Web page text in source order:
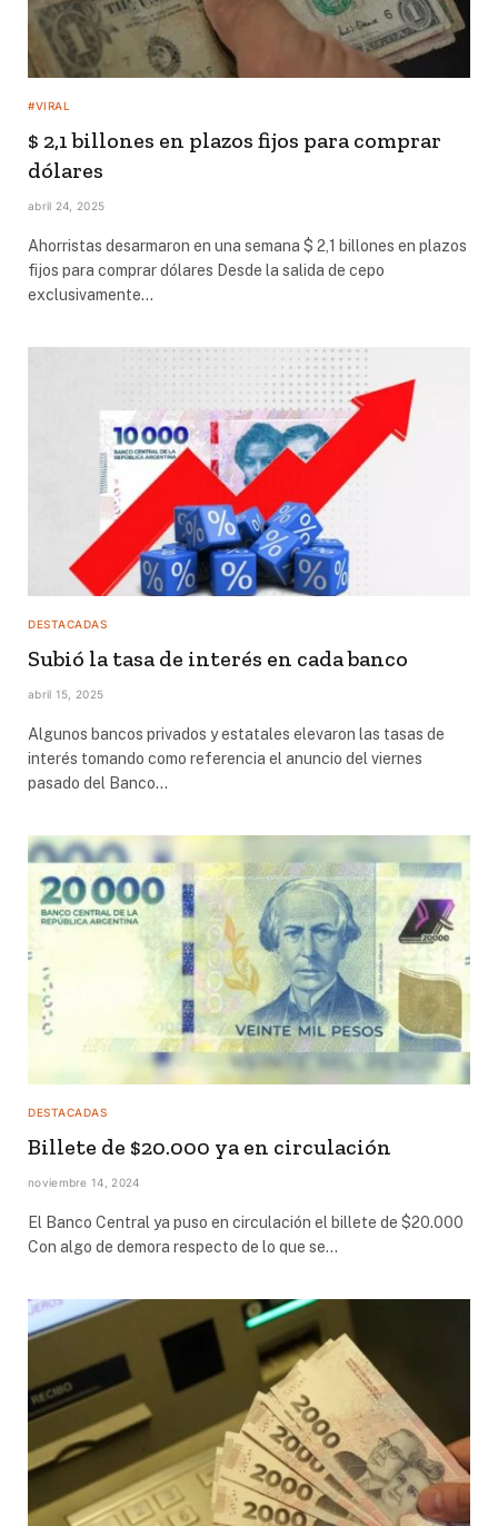
#VIRAL
$ 2,1 billones en plazos fijos para comprar
dólares
abril 24, 2025
Ahorristas desarmaron en una semana $ 2,1 billones en plazos
fijos para comprar dólares Desde la salida de cepo
exclusivamente…
DESTACADAS
Subió la tasa de interés en cada banco
abril 15, 2025
Algunos bancos privados y estatales elevaron las tasas de
interés tomando como referencia el anuncio del viernes
pasado del Banco…
DESTACADAS
Billete de $20.000 ya en circulación
noviembre 14, 2024
El Banco Central ya puso en circulación el billete de $20.000
Con algo de demora respecto de lo que se…